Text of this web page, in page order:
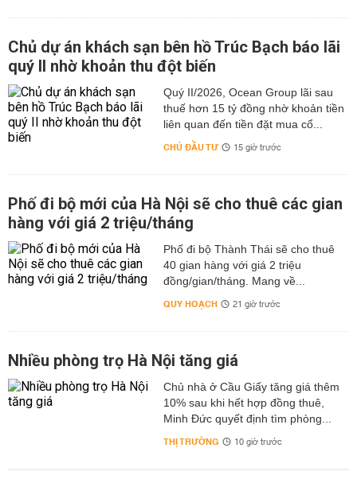
Chủ dự án khách sạn bên hồ Trúc Bạch báo lãi
quý II nhờ khoản thu đột biến
Quý II/2026, Ocean Group lãi sau
thuế hơn 15 tỷ đồng nhờ khoản tiền
liên quan đến tiền đặt mua cổ...
CHỦ ĐẦU TƯ 15 giờ trước
Phố đi bộ mới của Hà Nội sẽ cho thuê các gian
hàng với giá 2 triệu/tháng
Phố đi bộ Thành Thái sẽ cho thuê
40 gian hàng với giá 2 triệu
đồng/gian/tháng. Mang về...
QUY HOẠCH 21 giờ trước
Nhiều phòng trọ Hà Nội tăng giá
Chủ nhà ở Cầu Giấy tăng giá thêm
10% sau khi hết hợp đồng thuê,
Minh Đức quyết định tìm phòng...
THỊ TRƯỜNG 10 giờ trước